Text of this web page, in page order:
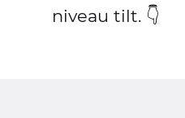
niveau tilt. 👇